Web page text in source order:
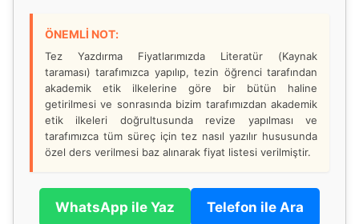
ÖNEMLİ NOT:
Tez Yazdırma Fiyatlarımızda Literatür (Kaynak
taraması) tarafımızca yapılıp, tezin öğrenci tarafından
akademik etik ilkelerine göre bir bütün haline
getirilmesi ve sonrasında bizim tarafımızdan akademik
etik ilkeleri doğrultusunda revize yapılması ve
tarafımızca tüm süreç için tez nasıl yazılır hususunda
özel ders verilmesi baz alınarak fiyat listesi verilmiştir.
WhatsApp ile Yaz Telefon ile Ara